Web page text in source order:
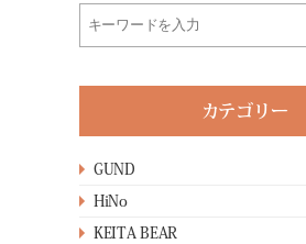
カテゴリー
GUND
HiNo
KEITA BEAR